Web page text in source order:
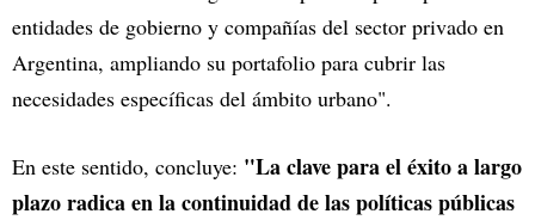
entidades de gobierno y compañías del sector privado en
Argentina, ampliando su portafolio para cubrir las
necesidades específicas del ámbito urbano".
En este sentido, concluye: "La clave para el éxito a largo
plazo radica en la continuidad de las políticas públicas